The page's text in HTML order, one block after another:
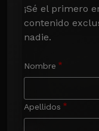
¡Sé el primero
contenido
nadie.
Nombre
Apellidos